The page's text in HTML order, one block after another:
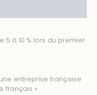
à 10 % lors du premier
entreprise française
français »